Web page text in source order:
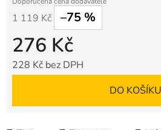
1 119 Kč –75 %
276 Kč
228 Kč bez DPH
DO KOŠÍKU